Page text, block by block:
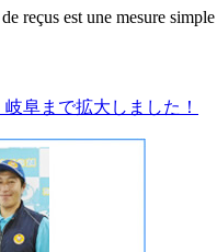
reçus est une mesure
阜まで拡大しました！